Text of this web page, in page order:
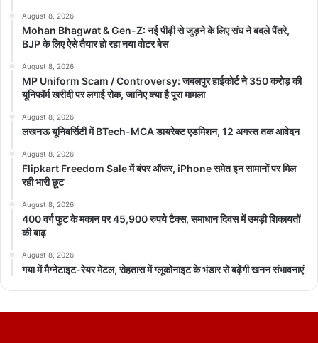
August 8, 2026
Mohan Bhagwat & Gen-Z: नई पीढ़ी से जुड़ने के लिए संघ ने बदले पैंतरे,
BJP के लिए ऐसे तैयार हो रहा नया वोटर बेस
August 8, 2026
MP Uniform Scam / Controversy: जबलपुर हाईकोर्ट ने 350 करोड़ की
यूनिफॉर्म खरीदी पर लगाई रोक, जानिए क्या है पूरा मामला
August 8, 2026
लखनऊ यूनिवर्सिटी में BTech-MCA डायरेक्ट एडमिशन, 12 अगस्त तक आवेदन
August 8, 2026
Flipkart Freedom Sale में बंपर ऑफर, iPhone समेत इन सामानों पर मिल
रही भारी छूट
August 8, 2026
400 वर्ग फुट के मकान पर 45,900 रुपये टैक्स, समाधान दिवस में उमड़ी शिकायतों
की बाढ़
August 8, 2026
गया में मैग्नेटाइट-रेयर मेटल, रोहतास में ग्लूकोनाइट के भंडार से बढ़ेंगी खनन संभावनाएं